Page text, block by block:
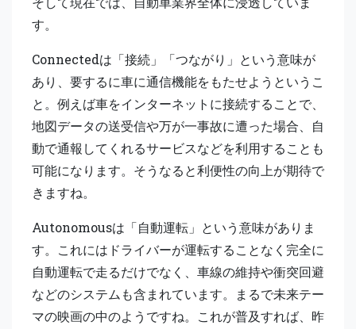
す。
Connectedは「接続」「つながり」という意味が
あり、要するに車に通信機能をもたせようというこ
と。例えば車をインターネットに接続することで、
地図データの送受信や万が一事故に遭った場合、自
動で通報してくれるサービスなどを利用することも
可能になります。そうなると利便性の向上が期待で
きますね。
Autonomousは「自動運転」という意味がありま
す。これにはドライバーが運転することなく完全に
自動運転で走るだけでなく、車線の維持や衝突回避
などのシステムも含まれています。まるで未来テー
マの映画の中のようですね。これが普及すれば、昨